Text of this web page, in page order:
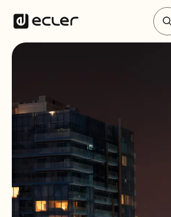
Solutions
Pourquoi Ecler
Soutien et communauté